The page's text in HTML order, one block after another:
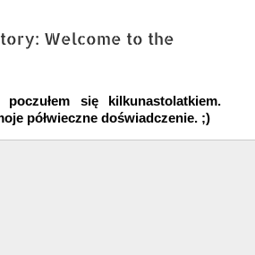
Welcome to the
się kilkunastolatkiem.
półwieczne doświadczenie. ;)